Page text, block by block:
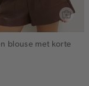
blouse met korte